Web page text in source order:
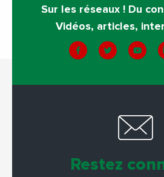
Sur les réseaux ! Du
Vidéos, articles,
Restez